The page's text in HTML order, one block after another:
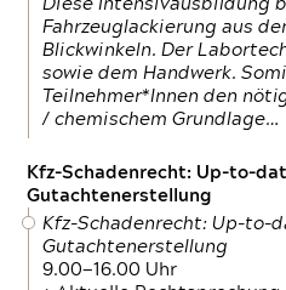
Diese Intensivausbildung
Fahrzeuglackierung aus
Blickwinkeln. Der
sowie dem Handwerk.
Teilnehmer*Innen den
/ chemischem Grundlage…
Kfz-Schadenrecht: Up-to-
Gutachtenerstellung
Kfz-Schadenrecht: Up-to-
Gutachtenerstellung
9.00—16.00 Uhr